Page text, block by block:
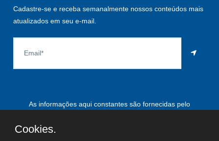
Cadastre-se e receba semanalmente nossos conteúdos mais
atualizados em seu e-mail.
As informações aqui constantes são fornecidas pelo
Cookies.